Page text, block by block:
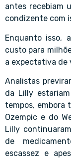
antes recebiam
condizente com
Enquanto isso,
custo para
a expectativa de
Analistas
da Lilly
tempos, embora
Ozempic e do
Lilly
de
escassez e